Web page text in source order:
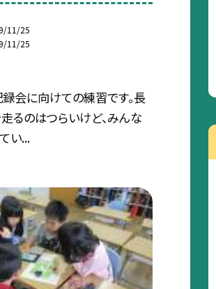
11/25
11/25
会に向けての練習です。長
るのはつらいけど、みんな
い...